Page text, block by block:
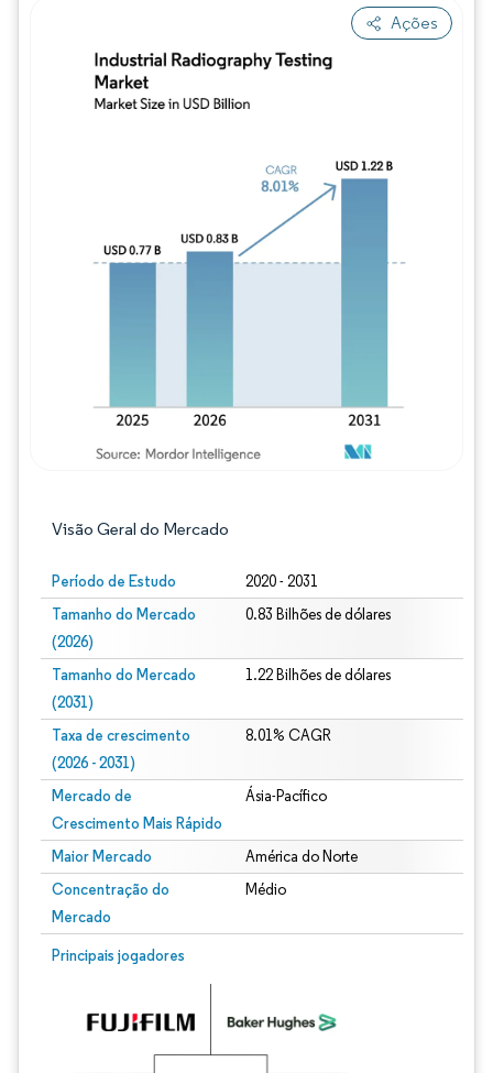
Ações
Visão Geral do Mercado
Período de Estudo 2020 - 2031
Tamanho do Mercado
(2026)
0.83 Bilhões de dólares
Tamanho do Mercado
(2031)
1.22 Bilhões de dólares
Taxa de crescimento
(2026 - 2031)
8.01% CAGR
Mercado de
Crescimento Mais Rápido
Ásia-Pacífico
Maior Mercado América do Norte
Concentração do
Mercado
Médio
Principais jogadores
Imagem © Mordor Intelligence. O reuso requer atribuição conforme CC BY 4.0.